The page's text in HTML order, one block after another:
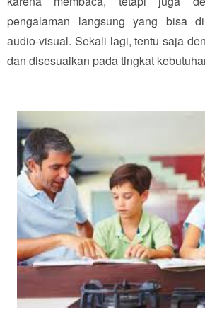
pengalaman langsung yang bisa
audio-visual. Sekali lagi, tentu saja
dan disesuaikan pada tingkat